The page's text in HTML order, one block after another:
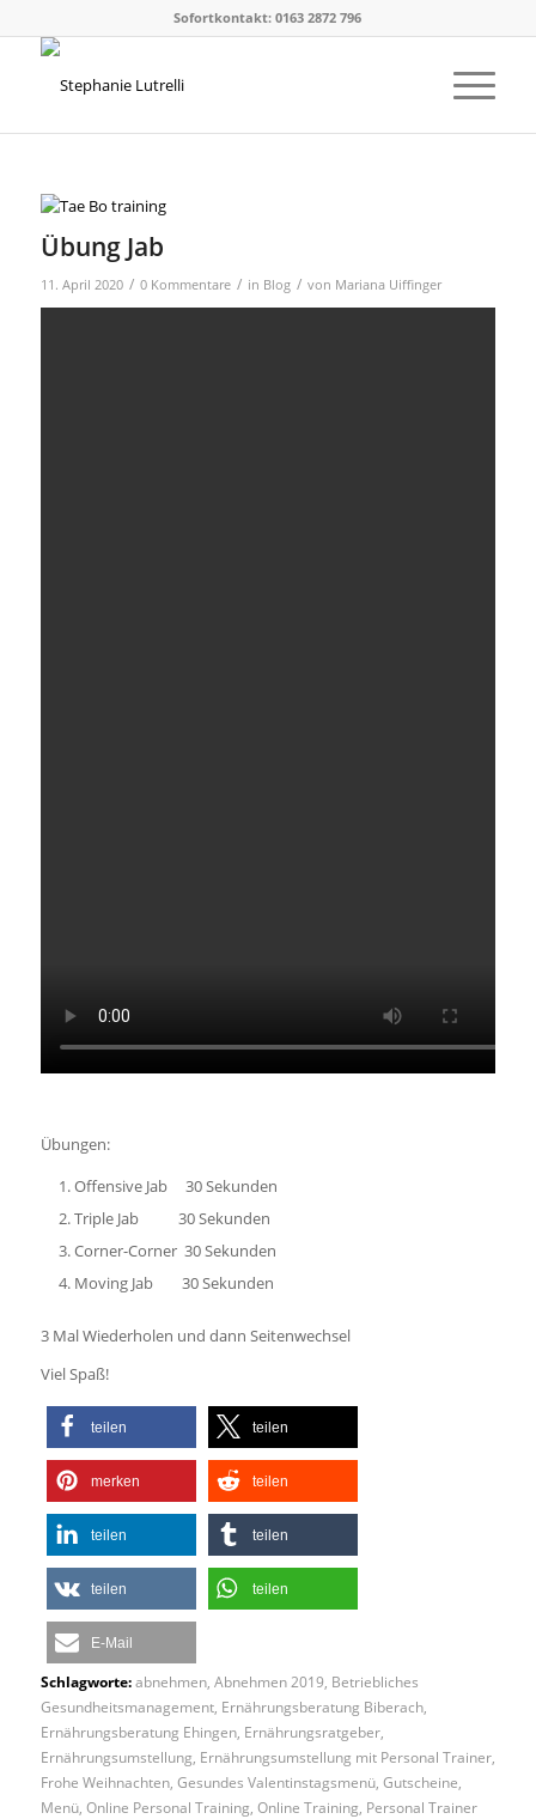
Sofortkontakt: 0163 2872 796
Übung Jab
11. April 2020 / 0 Kommentare / in Blog / von Mariana Uiffinger
Übungen:
Offensive Jab 30 Sekunden
Triple Jab 30 Sekunden
Corner-Corner 30 Sekunden
Moving Jab 30 Sekunden
3 Mal Wiederholen und dann Seitenwechsel
Viel Spaß!
teilen teilen
merken teilen
teilen teilen
teilen teilen
E-Mail
Schlagworte: abnehmen, Abnehmen 2019, Betriebliches
Gesundheitsmanagement, Ernährungsberatung Biberach,
Ernährungsberatung Ehingen, Ernährungsratgeber,
Ernährungsumstellung, Ernährungsumstellung mit Personal Trainer,
Frohe Weihnachten, Gesundes Valentinstagsmenü, Gutscheine,
Menü, Online Personal Training, Online Training, Personal Trainer